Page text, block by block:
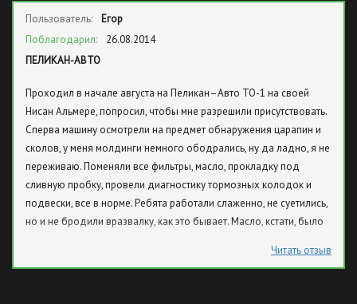
Пользователь:
Егор
Поблагодарил:
26.08.2014
ПЕЛИКАН-АВТО
Проходил в начале августа на Пеликан–Авто ТО-1 на своей
Нисан Альмере, попросил, чтобы мне разрешили присутствовать.
Сперва машину осмотрели на предмет обнаружения царапин и
сколов, у меня молдинги немного ободрались, ну да ладно, я не
переживаю. Поменяли все фильтры, масло, прокладку под
сливную пробку, провели диагностику тормозных колодок и
подвески, все в норме. Ребята работали слаженно, не суетились,
но и не бродили вразвалку, как это бывает. Масло, кстати, было
Читать отзыв